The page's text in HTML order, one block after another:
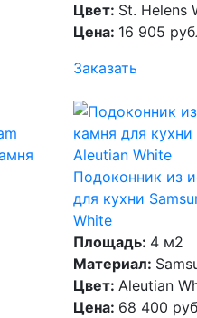
Цвет: St. Helens
Цена: 16 905
Заказать
Подоконник из
для кухни
White
Площадь: 4 м2
Материал:
Цвет: Aleutian
Цена: 68 400